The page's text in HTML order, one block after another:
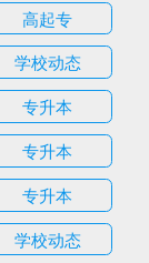
高起专
学校动态
专升本
专升本
专升本
学校动态